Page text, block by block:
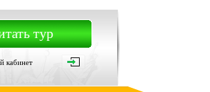
тур
кабинет